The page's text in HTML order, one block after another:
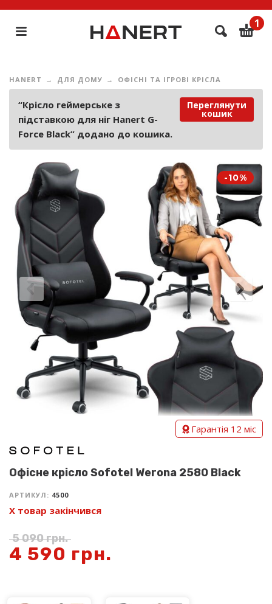
1
HANERT ДЛЯ ДОМУ ОФІСНІ ТА ІГРОВІ КРІСЛА
“Крісло геймерське з
підставкою для ніг Hanert G-
Force Black” додано до кошика.
Переглянути
кошик
-10%
Гарантія 12 міс
Офісне крісло Sofotel Werona 2580 Black
АРТИКУЛ: 4500
Х товар закінчився
5 090грн.
4 590 грн.